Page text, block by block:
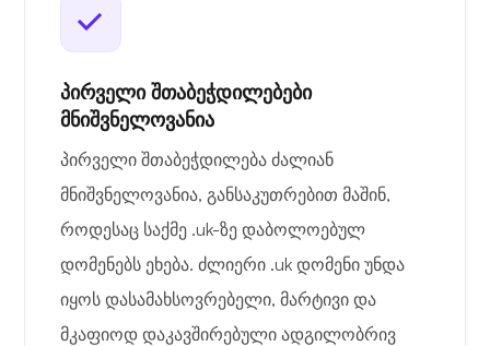
პირველი შთაბეჭდილებები
მნიშვნელოვანია
პირველი შთაბეჭდილება ძალიან
მნიშვნელოვანია, განსაკუთრებით მაშინ,
როდესაც საქმე .uk-ზე დაბოლოებულ
დომენებს ეხება. ძლიერი .uk დომენი უნდა
იყოს დასამახსოვრებელი, მარტივი და
მკაფიოდ დაკავშირებული ადგილობრივ